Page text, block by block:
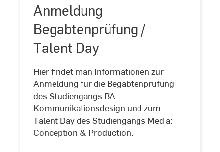
Anmeldung
Begabtenprüfung /
Talent Day
Hier findet man Informationen zur
Anmeldung für die Begabtenprüfung
des Studiengangs BA
Kommunikationsdesign und zum
Talent Day des Studiengangs Media:
Conception & Production.
Anmeldung
Begabtenprüfung
/
Talent
Day